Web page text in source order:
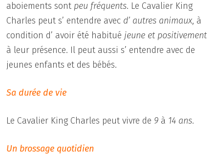
aboiements sont peu fréquents. Le Cavalier King
Charles peut s’ entendre avec d’ autres animaux, à
condition d’ avoir été habitué jeune et positivement
à leur présence. Il peut aussi s’ entendre avec de
jeunes enfants et des bébés.
Sa durée de vie
Le Cavalier King Charles peut vivre de 9 à 14 ans.
Un brossage quotidien